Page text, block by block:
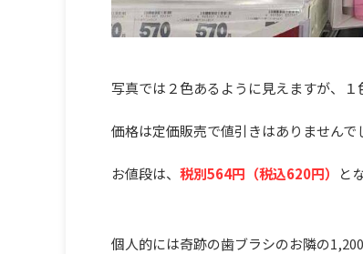
写真では２色あるように見えますが、１
価格は定価販売で値引きはありませんで
お値段は、 税別564円（税込620円） と
個人的には奇跡の歯ブラシのお隣の